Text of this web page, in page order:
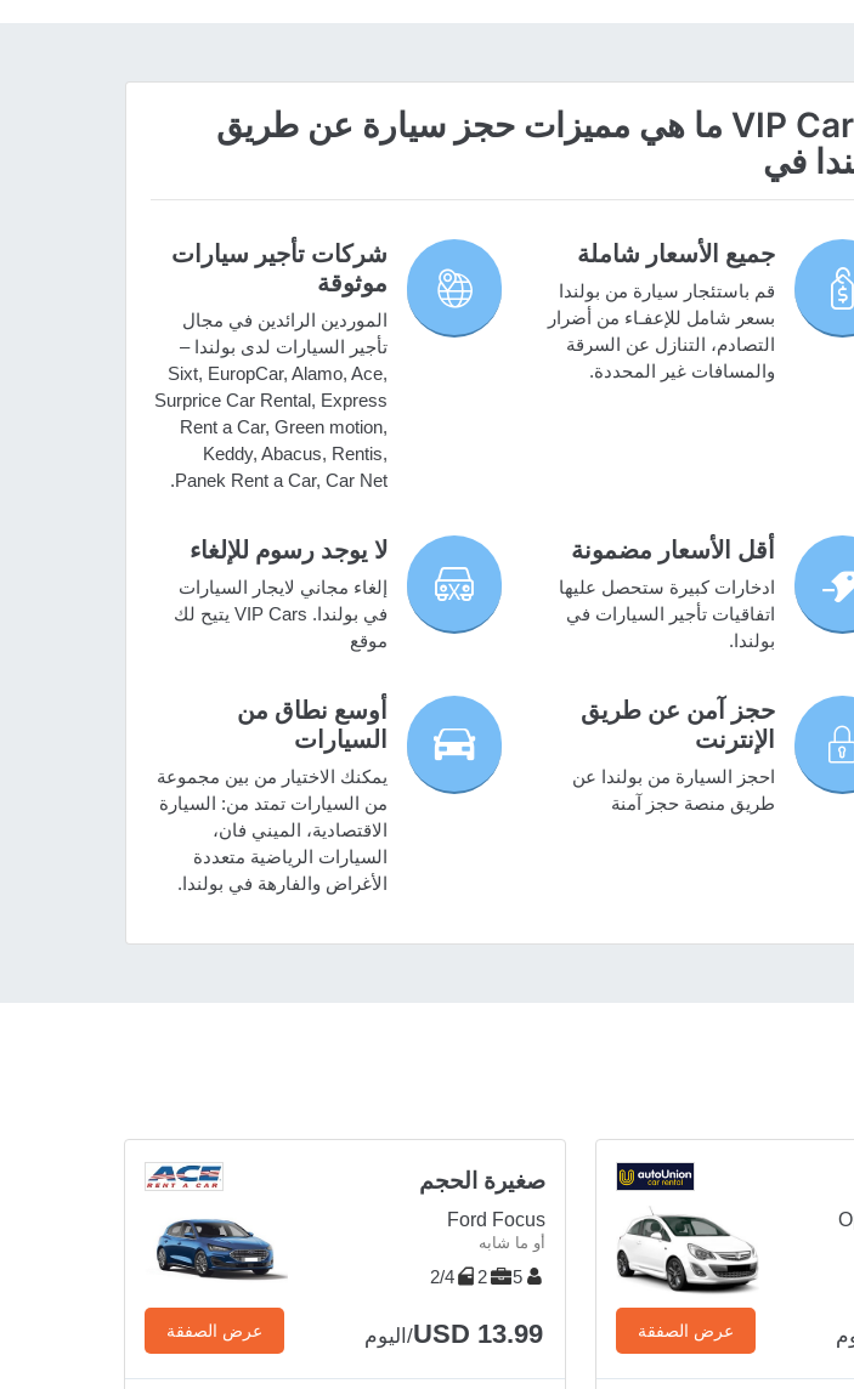
؟VIP Cars ما هي مميزات حجز سيارة عن طريق
في
جميع الأسعار شاملة
قم باستئجار سيارة من بولندا
بسعر شامل للإعفـاء من أضرار
التصادم، التنازل عن السرقة
والمسافات غير المحددة.
شركات تأجير سيارات
موثوقة
الموردين الرائدين في مجال
تأجير السيارات لدى بولندا –
Sixt, EuropCar, Alamo, Ace,
Surprice Car Rental, Express
Rent a Car, Green motion,
Keddy, Abacus, Rentis,
Panek Rent a Car, Car Net.
أقل الأسعار مضمونة
ادخارات كبيرة ستحصل عليها
اتفاقيات تأجير السيارات في
بولندا.
لا يوجد رسوم للإلغاء
إلغاء مجاني لايجار السيارات
في بولندا. VIP Cars يتيح لك
موقع
حجز آمن عن طريق
الإنترنت
احجز السيارة من بولندا عن
طريق منصة حجز آمنة
أوسع نطاق من
السيارات
يمكنك الاختيار من بين مجموعة
من السيارات تمتد من: السيارة
الاقتصادية، الميني فان،
السيارات الرياضية متعددة
الأغراض والفارهة في بولندا.
عرض الصفقة
صغيرة الحجم
Ford Focus
أو ما شابه
5
2
2/4
USD 13.99/اليوم عرض الصفقة